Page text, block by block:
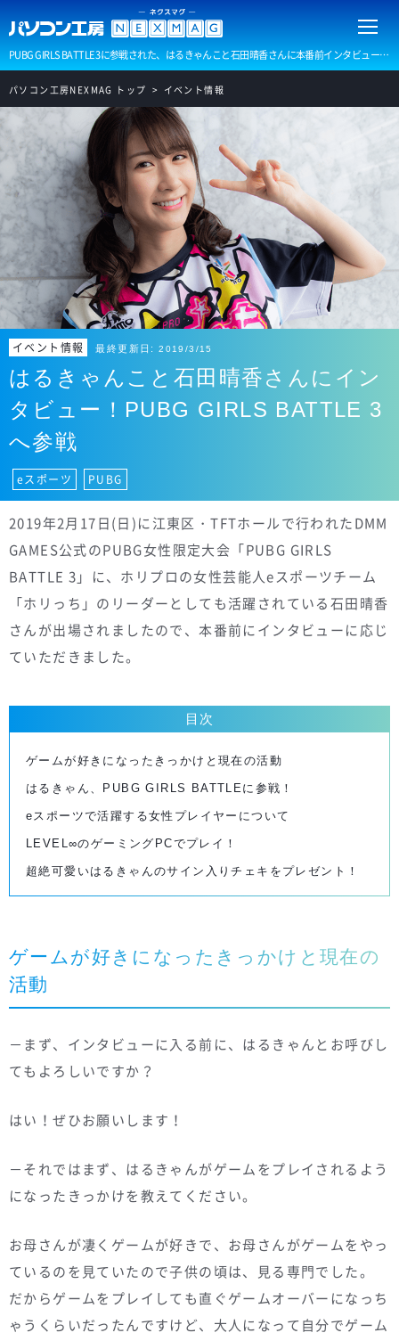
PUBG GIRLS BATTLE 3に参戦された、はるきゃんこと石田晴香さんに本番前インタビューをしました。参戦への意気込みやeスポーツで活躍する女性プレイヤーについて、さらにLEVEL∞のゲーミングPCでプレイした感想についてインタビューしました。
パソコン工房NEXMAG トップ イベント情報
イベント情報 最終更新日:2019/3/15
はるきゃんこと石田晴香さんにイン
タビュー！PUBG GIRLS BATTLE 3
へ参戦
eスポーツ PUBG
2019年2月17日(日)に江東区・TFTホールで行われたDMM
GAMES公式のPUBG女性限定大会「PUBG GIRLS
BATTLE 3」に、ホリプロの女性芸能人eスポーツチーム
「ホリっち」のリーダーとしても活躍されている石田晴香
さんが出場されましたので、本番前にインタビューに応じ
ていただきました。
目次
ゲームが好きになったきっかけと現在の活動
はるきゃん、PUBG GIRLS BATTLEに参戦！
eスポーツで活躍する女性プレイヤーについて
LEVEL∞のゲーミングPCでプレイ！
超絶可愛いはるきゃんのサイン入りチェキをプレゼント！
ゲームが好きになったきっかけと現在の
活動
－まず、インタビューに入る前に、はるきゃんとお呼びし
てもよろしいですか？
はい！ぜひお願いします！
－それではまず、はるきゃんがゲームをプレイされるよう
になったきっかけを教えてください。
お母さんが凄くゲームが好きで、お母さんがゲームをやっ
ているのを見ていたので子供の頃は、見る専門でした。
だからゲームをプレイしても直ぐゲームオーバーになっち
ゃうくらいだったんですけど、大人になって自分でゲーム